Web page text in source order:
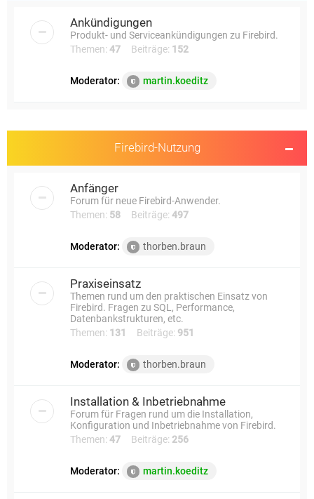
Ankündigungen
Produkt- und Serviceankündigungen zu Firebird.
Themen: 47 Beiträge: 152
Moderator: martin.koeditz
Firebird-Nutzung
Anfänger
Forum für neue Firebird-Anwender.
Themen: 58 Beiträge: 497
Moderator: thorben.braun
Praxiseinsatz
Themen rund um den praktischen Einsatz von
Firebird. Fragen zu SQL, Performance,
Datenbankstrukturen, etc.
Themen: 131 Beiträge: 951
Moderator: thorben.braun
Installation & Inbetriebnahme
Forum für Fragen rund um die Installation,
Konfiguration und Inbetriebnahme von Firebird.
Themen: 47 Beiträge: 256
Moderator: martin.koeditz